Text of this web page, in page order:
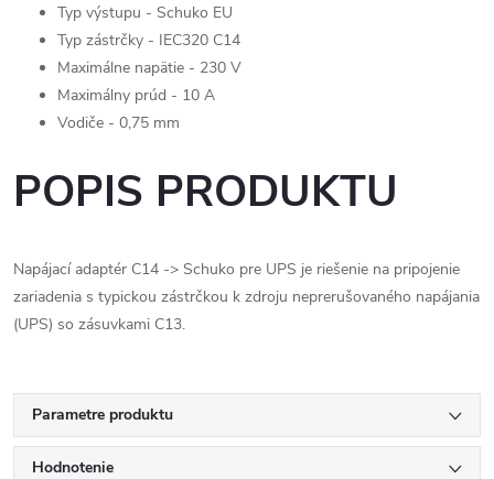
Typ výstupu - Schuko EU
Typ zástrčky - IEC320 C14
Maximálne napätie - 230 V
Maximálny prúd - 10 A
Vodiče - 0,75 mm
POPIS PRODUKTU
Napájací adaptér C14 -> Schuko pre UPS je riešenie na pripojenie
zariadenia s typickou zástrčkou k zdroju neprerušovaného napájania
(UPS) so zásuvkami C13.
Parametre produktu
Hodnotenie